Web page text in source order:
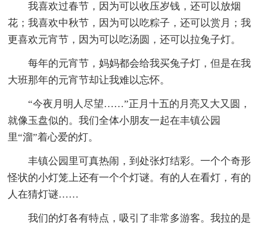
我喜欢过春节，因为可以收压岁钱，还可以放烟
花；我喜欢中秋节，因为可以吃粽子，还可以赏月；我
更喜欢元宵节，因为可以吃汤圆，还可以拉兔子灯。
每年的元宵节，妈妈都会给我买兔子灯，但是在我
大班那年的元宵节却让我难以忘怀。
“今夜月明人尽望……”正月十五的月亮又大又圆，
就像玉盘似的。我们全体小朋友一起在丰镇公园
里“溜”着心爱的灯。
丰镇公园里可真热闹，到处张灯结彩。一个个奇形
怪状的小灯笼上还有一个个灯谜。有的人在看灯，有的
人在猜灯谜……
我们的灯各有特点，吸引了非常多游客。我拉的是